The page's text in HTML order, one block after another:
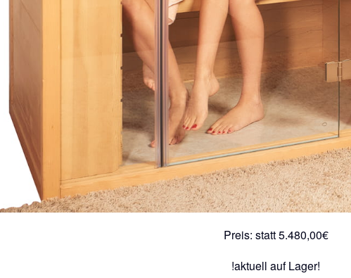
Preis: statt 5.480,00€
!aktuell auf Lager!